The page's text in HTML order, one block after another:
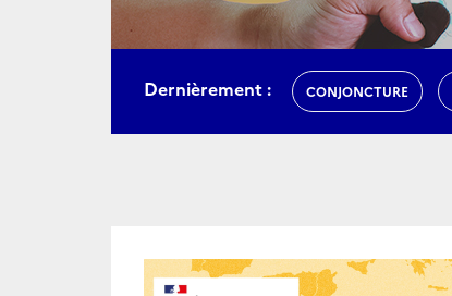
Dernièrement : CONJONCTURE